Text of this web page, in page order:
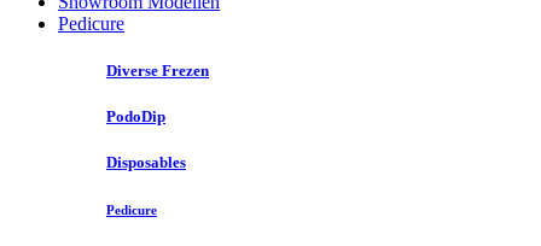
Pedicure
Diverse Frezen
PodoDip
Disposables
Pedicure